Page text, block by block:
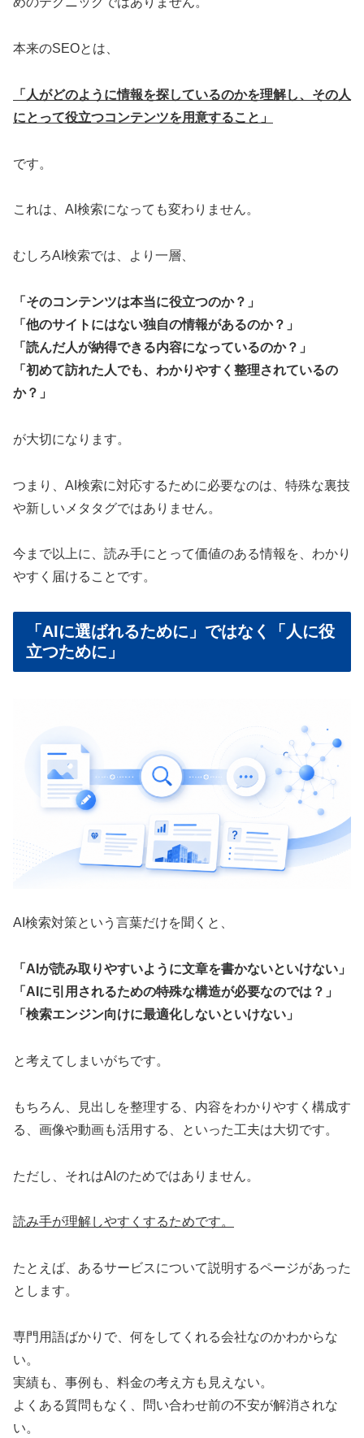
本来のSEOとは、
「人がどのように情報を探しているのかを理解し、その人
にとって役立つコンテンツを用意すること」
です。
これは、AI検索になっても変わりません。
むしろAI検索では、より一層、
「そのコンテンツは本当に役立つのか？」
「他のサイトにはない独自の情報があるのか？」
「読んだ人が納得できる内容になっているのか？」
「初めて訪れた人でも、わかりやすく整理されているの
か？」
が大切になります。
つまり、AI検索に対応するために必要なのは、特殊な裏技
や新しいメタタグではありません。
今まで以上に、読み手にとって価値のある情報を、わかり
やすく届けることです。
「AIに選ばれるために」ではなく「人に役
立つために」
AI検索対策という言葉だけを聞くと、
「AIが読み取りやすいように文章を書かないといけない」
「AIに引用されるための特殊な構造が必要なのでは？」
「検索エンジン向けに最適化しないといけない」
と考えてしまいがちです。
もちろん、見出しを整理する、内容をわかりやすく構成す
る、画像や動画も活用する、といった工夫は大切です。
ただし、それはAIのためではありません。
読み手が理解しやすくするためです。
たとえば、あるサービスについて説明するページがあった
とします。
専門用語ばかりで、何をしてくれる会社なのかわからな
い。
実績も、事例も、料金の考え方も見えない。
よくある質問もなく、問い合わせ前の不安が解消されな
い。